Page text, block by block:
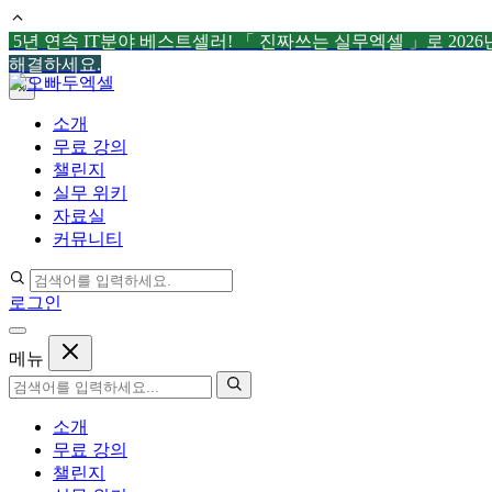
5년 연속 IT분야 베스트셀러! 「 진짜쓰는 실무엑셀 」로 2026
해결하세요.
×
컨
텐
소개
무료 강의
챌린지
실무 위키
자료실
커뮤니티
로그인
메뉴
소개
무료 강의
챌린지